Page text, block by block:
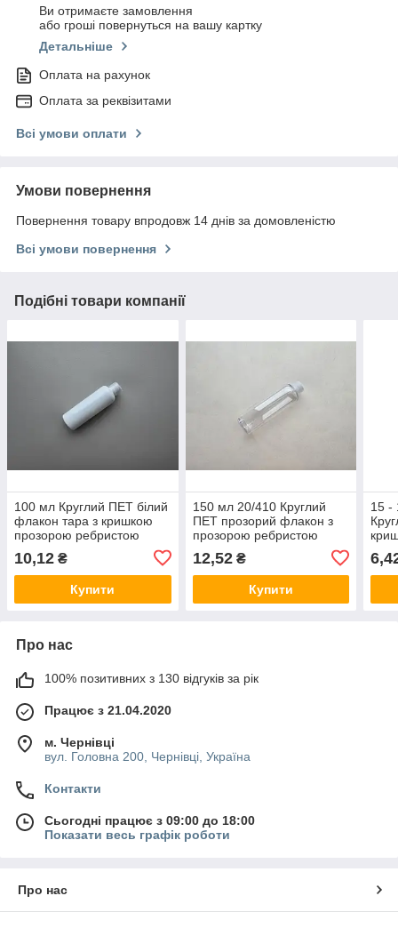
Ви отримаєте замовлення
або гроші повернуться на вашу картку
Детальніше
Оплата на рахунок
Оплата за реквізитами
Всі умови оплати
Умови повернення
Повернення товару впродовж 14 днів за домовленістю
Всі умови повернення
Подібні товари компанії
100 мл Круглий ПЕТ білий
флакон тара з кришкою
прозорою ребристою
пластмасовий
10,12 ₴
Купити
150 мл 20/410 Круглий
ПЕТ прозорий флакон з
прозорою ребристою
пластикова, пластмасова
12,52₴
Купити
15 -
Про нас
100% позитивних з 130 відгуків за рік
Працює з 21.04.2020
м. Чернівці
вул. Головна 200, Чернівці, Україна
Контакти
Сьогодні працює з 09:00 до 18:00
Показати весь графік роботи
Про нас